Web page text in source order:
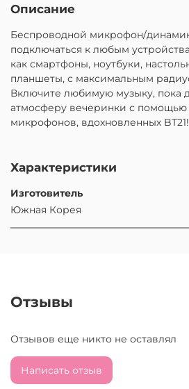
Описание
Беспроводной микрофон/динамик
подключаться к любым
как смартфоны, ноутбуки,
планшеты, с максимальным
Включите любимую музыку, пока
атмосферу вечеринки с помощью
микрофонов, вдохновленных BT21!
Характеристики
Изготовитель
Южная Корея
Отзывы
Отзывов еще никто не оставлял
Написать отзыв